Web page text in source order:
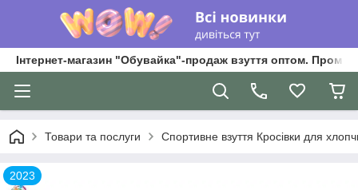
Інтернет-магазин "Обувайка"-продаж взуття оптом.
Товари та послуги Спортивне взуття Кросівки для
2023